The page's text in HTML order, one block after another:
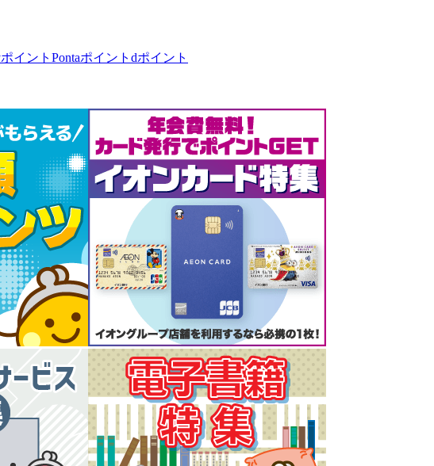
イント Pontaポイント dポイント